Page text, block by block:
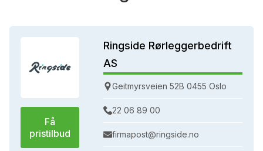
Få
pristilbud
Ringside Rørleggerbedrift
AS
Geitmyrsveien 52B 0455 Oslo
22 06 89 00
firmapost@ringside.no